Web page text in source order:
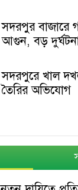
সদরপুর বাজারে
আগুন, বড়
সদরপুরে খাল
তৈরির অভিযোগ